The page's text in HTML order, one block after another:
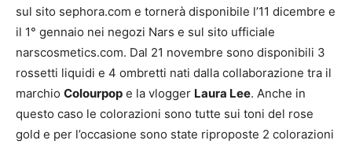
sul sito sephora.com e tornerà disponibile l’11 dicembre e
il 1° gennaio nei negozi Nars e sul sito ufficiale
narscosmetics.com. Dal 21 novembre sono disponibili 3
rossetti liquidi e 4 ombretti nati dalla collaborazione tra il
marchio Colourpop e la vlogger Laura Lee. Anche in
questo caso le colorazioni sono tutte sui toni del rose
gold e per l’occasione sono state riproposte 2 colorazioni